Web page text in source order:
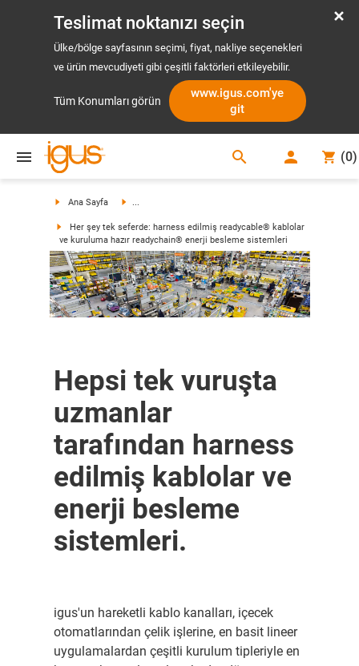
Teslimat noktanızı seçin
Ülke/bölge sayfasının seçimi, fiyat, nakliye seçenekleri
ve ürün mevcudiyeti gibi çeşitli faktörleri etkileyebilir.
Tüm Konumları görün
www.igus.com'ye
git
search (0)
Ana Sayfa ...
Her şey tek seferde: harness edilmiş readycable® kablolar
ve kuruluma hazır readychain® enerji besleme sistemleri
Hepsi tek vuruşta
uzmanlar
tarafından harness
edilmiş kablolar ve
enerji besleme
sistemleri.
igus'un hareketli kablo kanalları, içecek
otomatlarından çelik işlerine, en basit lineer
uygulamalardan çeşitli kurulum tipleriyle en